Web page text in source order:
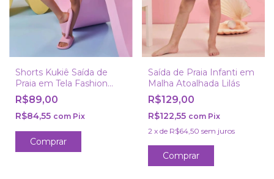
Shorts Kukiê Saída de
Praia em Tela Fashion
Rosa
R$89,00
R$84,55 com Pix
Comprar
Saída de Praia Infanti em
Malha Atoalhada Lilás
R$129,00
R$122,55 com Pix
2 x de R$64,50 sem juros
Comprar